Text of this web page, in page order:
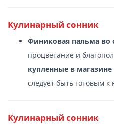
Кулинарный сонник
Финиковая пальма во
процветание и
купленные в магазине
следует быть готовым к
Кулинарный сонник